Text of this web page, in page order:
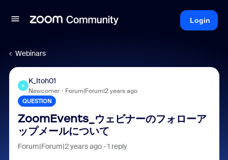
Login
Webinars
K
K_Itoh01
Newcomer Forum|Forum|2 years ago
QUESTION
ZoomEvents_ウェビナーのフォローア
ップメールについて
Forum|Forum|2 years ago 1 reply